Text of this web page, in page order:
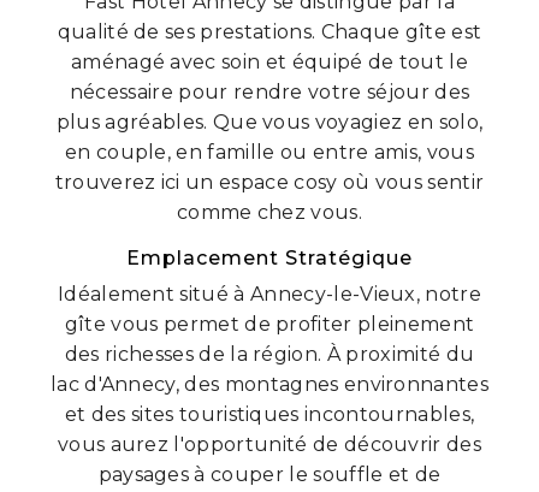
qualité de ses prestations. Chaque gîte est
aménagé avec soin et équipé de tout le
nécessaire pour rendre votre séjour des
plus agréables. Que vous voyagiez en solo,
en couple, en famille ou entre amis, vous
trouverez ici un espace cosy où vous sentir
comme chez vous.
Emplacement Stratégique
Idéalement situé à Annecy-le-Vieux, notre
gîte vous permet de profiter pleinement
des richesses de la région. À proximité du
lac d'Annecy, des montagnes environnantes
et des sites touristiques incontournables,
vous aurez l'opportunité de découvrir des
paysages à couper le souffle et de